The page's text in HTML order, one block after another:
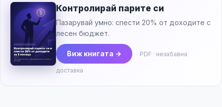
Контролирай парите си
Пазарувай умно: спести 20% от доходите с
лесен бюджет.
Виж книгата → PDF · незабавна
доставка